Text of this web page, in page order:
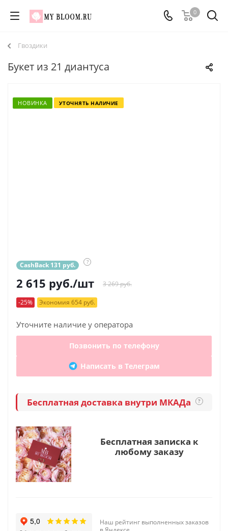
0
Гвоздики
Букет из 21 диантуса
НОВИНКА УТОЧНЯТЬ НАЛИЧИЕ
CashBack 131 руб. ?
2 615 руб./шт 3 269 руб.
-25% Экономия 654 руб.
Уточните наличие у оператора
Позвонить по телефону
Написать в Телеграм
Бесплатная доставка внутри МКАДа ?
Бесплатная записка к
любому заказу
Наш рейтинг выполненных заказов